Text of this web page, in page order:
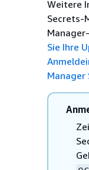
Weitere
Secrets-
Sie Ihre
Manager